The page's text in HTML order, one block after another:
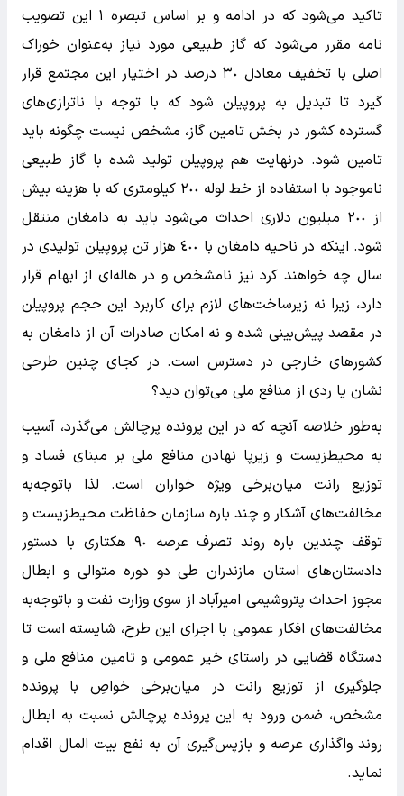
تاکید می‌شود که در ادامه و بر اساس تبصره ١ این تصویب
نامه مقرر می‌شود که گاز طبیعی مورد نیاز به‌عنوان خوراک
اصلی با تخفیف معادل ٣٠ درصد در اختیار این مجتمع قرار
گیرد تا تبدیل به پروپیلن شود که با توجه با نا‌ترازی‌های
گسترده کشور در بخش تامین گاز، مشخص نیست چگونه باید
تامین شود. در‌نهایت هم پروپیلن تولید شده با گاز طبیعی
نا‌موجود با استفاده از خط لوله ٢٠٠ کیلومتری که با هزینه بیش
از ٢٠٠ میلیون دلاری احداث می‌شود باید به دامغان منتقل
شود. اینکه در ناحیه دامغان با ٤٠٠ هزار تن پروپیلن تولیدی در
سال چه خواهند کرد نیز نامشخص و در هاله‌ای از ابهام قرار
دارد، زیرا نه زیرساخت‌های لازم برای کاربرد این حجم پروپیلن
در مقصد پیش‌بینی شده و نه امکان صادرات آن از دامغان به
کشور‌های خارجی در دسترس است. در کجای چنین طرحی
نشان یا ردی از منافع ملی می‌توان دید؟
به‌طور خلاصه آنچه که در این پرونده پرچالش می‌گذرد، آسیب
به محیط‌زیست و زیرپا نهادن منافع ملی بر مبنای فساد و
توزیع رانت میان‌برخی ویژه خواران است. لذا با‌توجه‌به
مخالفت‌های آشکار و چند باره سازمان حفاظت محیط‌زیست و
توقف چندین باره روند تصرف عرصه ٩٠ هکتاری با دستور
دادستان‌های استان مازندران طی دو دوره متوالی و ابطال
مجوز احداث پتروشیمی امیرآباد از سوی وزارت نفت و با‌توجه‌به
مخالفت‌های افکار عمومی با اجرای این طرح، شایسته است تا
دستگاه قضایی در راستای خیر عمومی و تامین منافع ملی و
جلوگیری از توزیع رانت در میان‌برخی خواصِ با پرونده
مشخص، ضمن ورود به این پرونده پرچالش نسبت به ابطال
روند واگذاری عرصه و بازپس‌گیری آن به نفع بیت المال اقدام
نماید.